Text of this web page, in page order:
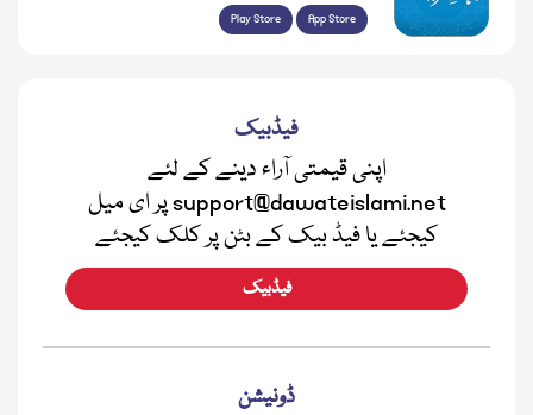
Play Store App Store
فیڈبیک
اپنی قیمتی آراء دینے کے لئے
support@dawateislami.net پر ای میل
کیجئے یا فیڈ بیک کے بٹن پر کلک کیجئے
فیڈبیک
ڈونیشن